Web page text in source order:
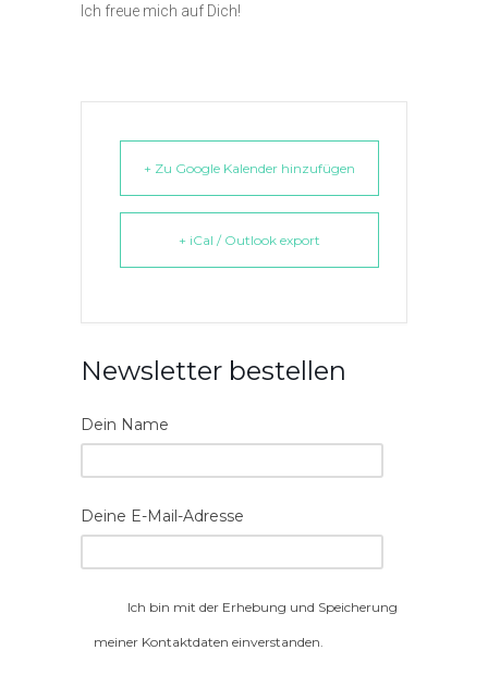
Ich freue mich auf Dich!
+ Zu Google Kalender hinzufügen
+ iCal / Outlook export
Newsletter bestellen
Dein Name
Deine E-Mail-Adresse
Ich bin mit der Erhebung und Speicherung
meiner Kontaktdaten einverstanden.